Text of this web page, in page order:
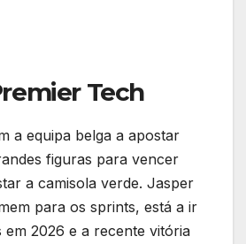
Tech
a equipa belga a apostar
figuras para vencer
a camisola verde. Jasper
para os sprints, está a ir
em 2026 e a recente vitória